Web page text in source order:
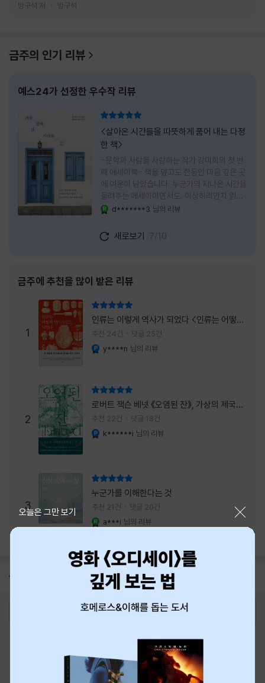
방구석 저 방구석
금주의 인기 리뷰
예스24가 선정한 우수작 리뷰
<살아온 시간들을 따뜻하게 품어 내는 다정
한 책>
-문학과 사람을 사랑하는 작가 강미희의 첫 번
째 에세이북- 책을 덮고도 한동안 마음 깊은 곳
에 여운이 남았습니다. 누군가의 지나온 시간을
들려주는 에세이이면서도, 이상하리만치 읽는
사람 자신의 삶을 다시 돌아보게 만드는 책이었
으로 머물지 않고, 각자의 상처와 후회, 다 지나
온 줄 알았던 마음의 결을 가만히 비추는 거울
는다는 것, 대신 지나온 시간 속에서 비로소 알
있고 무너지지 않는 것보다 다시 일어서는 일이
더 중요하다는 사실을 담담하게 보여줍니다. 그
래서 읽는 내내 위로가 과장되지 않았고, 오히
려 그 절제된 진심 덕분에 더 오래 마음에 남았
습니다. 책 곳곳에
d*******3 님의 리뷰
새로보기 7/10
금주에 추천을 많이 받은 리뷰
1
인류는 이렇게 역사가 되었다 <인류는 어떻게
역사가 되었나>
추천 24건 댓글 25건
y****n 님의 리뷰
2
로버트 잭슨 베넷 《오염된 잔》, 가상의 제국이
주는 실감과 미스터리 사건의 치밀함이 이루어
내는 최상의 시너지...
추천 22건 댓글 18건
k******i 님의 리뷰
3
누군가를 이해한다는 것
추천 21건 댓글 20건
a***i 님의 리뷰
공지 8월 신용카드 무이자할부 안내
오늘은 그만 보기
최근 본 상품
티켓 1544-6399
중고샵 1566-4295
eBook 1:1문의/채팅상담
예스이십사(주) 사업자 정보